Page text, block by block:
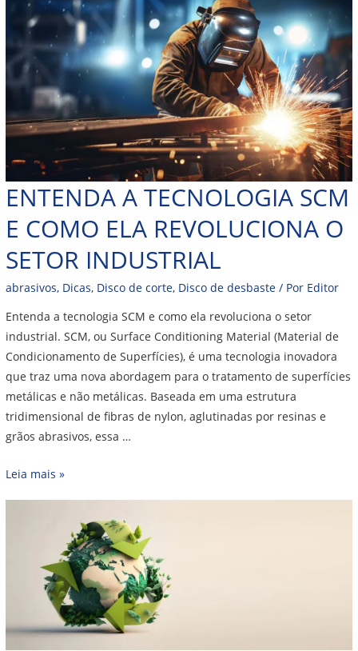
ENTENDA A TECNOLOGIA SCM
E COMO ELA REVOLUCIONA O
SETOR INDUSTRIAL
abrasivos, Dicas, Disco de corte, Disco de desbaste / Por Editor
Entenda a tecnologia SCM e como ela revoluciona o setor
industrial. SCM, ou Surface Conditioning Material (Material de
Condicionamento de Superfícies), é uma tecnologia inovadora
que traz uma nova abordagem para o tratamento de superfícies
metálicas e não metálicas. Baseada em uma estrutura
tridimensional de fibras de nylon, aglutinadas por resinas e
grãos abrasivos, essa …
Leia mais »